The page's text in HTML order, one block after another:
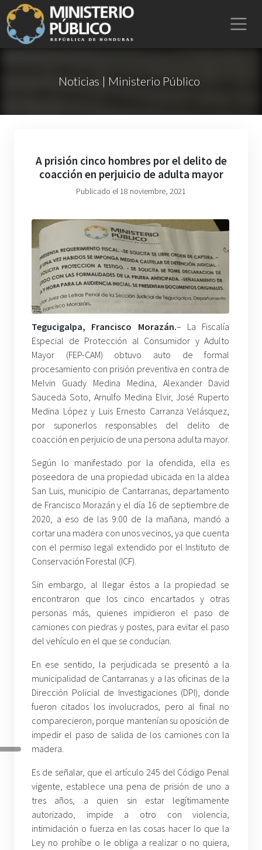
Noticias | Ministerio Público
A prisión cinco hombres por el delito de
coacción en perjuicio de adulta mayor
Publicado el 18 noviembre, 2021
Tegucigalpa, Francisco Morazán.– La Fiscalía
Especial de Protección al Consumidor y Adulto
Mayor (FEP-CAM) obtuvo auto de formal
procesamiento con prisión preventiva en contra de
Melvin Guady Medina Medina, Alexander David
Sauceda Soto, Arnulfo Medina Elvir, José Ruperto
Medina López y Luis Ernesto Carranza Velásquez,
por suponerlos responsables del delito de
coacción en perjuicio de una persona adulta mayor.
Según lo manifestado por la ofendida, ella es
poseedora de una propiedad ubicada en la aldea
San Luis, municipio de Cantarranas, departamento
de Francisco Morazán y el día 16 de septiembre de
2020, a eso de las 9:00 de la mañana, mandó a
cortar una madera con unos vecinos, ya que cuenta
con el permiso legal extendido por el Instituto de
Conservación Forestal (ICF).
Sin embargo, al llegar éstos a la propiedad se
encontraron que los cinco encartados y otras
personas más, quienes impidieron el paso de
camiones con piedras y postes, para evitar el paso
del vehículo en el que se conducían.
En ese sentido, la perjudicada se presentó a la
municipalidad de Cantarranas y a las oficinas de la
Dirección Policial de Investigaciones (DPI), donde
fueron citados los involucrados, pero al final no
comparecieron, porque mantenían su oposición de
impedir el paso de salida de los camiones con la
madera.
Es de señalar, que el artículo 245 del Código Penal
vigente, establece una pena de prisión de uno a
tres años, a quien sin estar legítimamente
autorizado, impide a otro con violencia,
intimidación o fuerza en las cosas hacer lo que la
Ley no prohíbe o le obliga a realizar o no quiera,